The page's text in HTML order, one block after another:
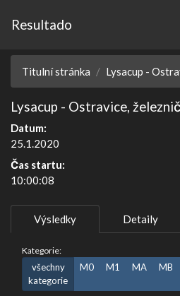
Resultado
Titulní stránka Lysacup -
Lysacup - Ostravice,
Datum:
25.1.2020
Čas startu:
10:00:08
Výsledky Detaily
Kategorie:
všechny
kategorie
M0 M1 MA MB